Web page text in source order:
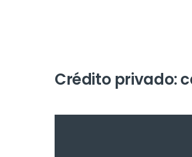
Crédito privado: